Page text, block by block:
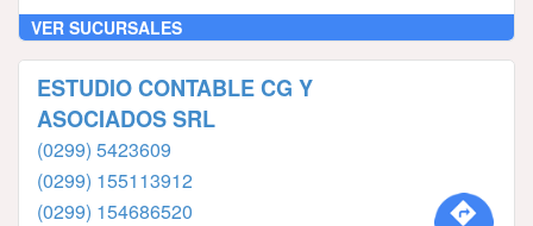
VER SUCURSALES
ESTUDIO CONTABLE CG Y
ASOCIADOS SRL
(0299) 5423609
(0299) 155113912
(0299) 154686520